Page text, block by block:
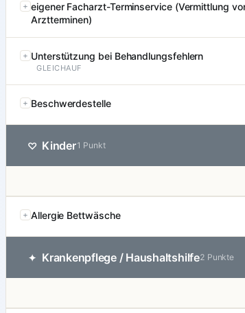
eigener Facharzt-Terminservice (Vermittlung
Arztterminen)
Unterstützung bei Behandlungsfehlern
GLEICHAUF
Beschwerdestelle
♡ Kinder1 Punkt
Allergie Bettwäsche
✦ Krankenpflege / Haushaltshilfe2 Punkte